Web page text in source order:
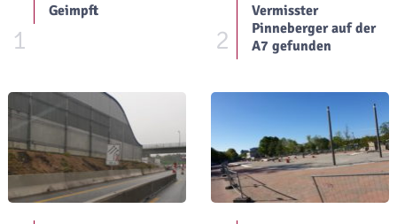
1
Geimpft
2
Vermisster
Pinneberger auf der
A7 gefunden